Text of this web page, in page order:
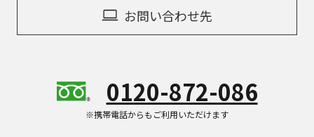
お問い合わせ先
0120-872-086
※携帯電話からもご利用いただけます